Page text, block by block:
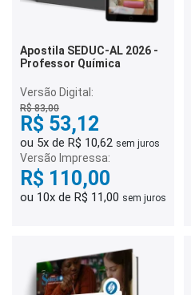
Apostila SEDUC-AL 2026 -
Professor Química
Versão Digital:
R$ 83,00
R$ 53,12
ou 5x de R$ 10,62 sem juros
Versão Impressa:
R$ 110,00
ou 10x de R$ 11,00 sem juros